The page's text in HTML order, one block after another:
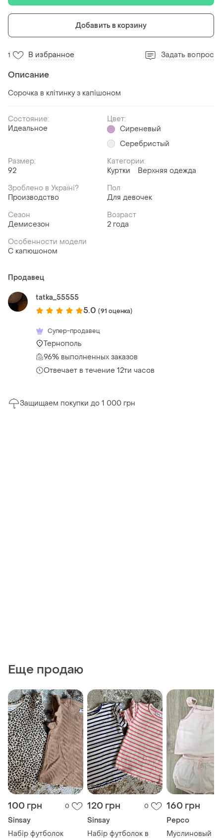
Добавить в корзину
1 В избранное Задать вопрос
Описание
Сорочка в клітинку з капішоном
Состояние:
Идеальное
Цвет:
Сиреневый
Серебристый
Размер:
92
Категории:
Куртки
Верхняя одежда
Зроблено в Україні?
Производство
Пол
Для девочек
Сезон
Демисезон
Возраст
2 года
Особенности модели
С капюшоном
Продавец
tatka_55555
5.0 (91 оценка)
Супер-продавец
Тернополь
96% выполненных заказов
Отвечает в течение 12ти часов
Защищаем покупки до 1 000 грн
Еще продаю
100 грн 0
Sinsay
Набір футболок
120 грн 0
Sinsay
Набір футболок в
160 грн
Pepco
Муслиновый